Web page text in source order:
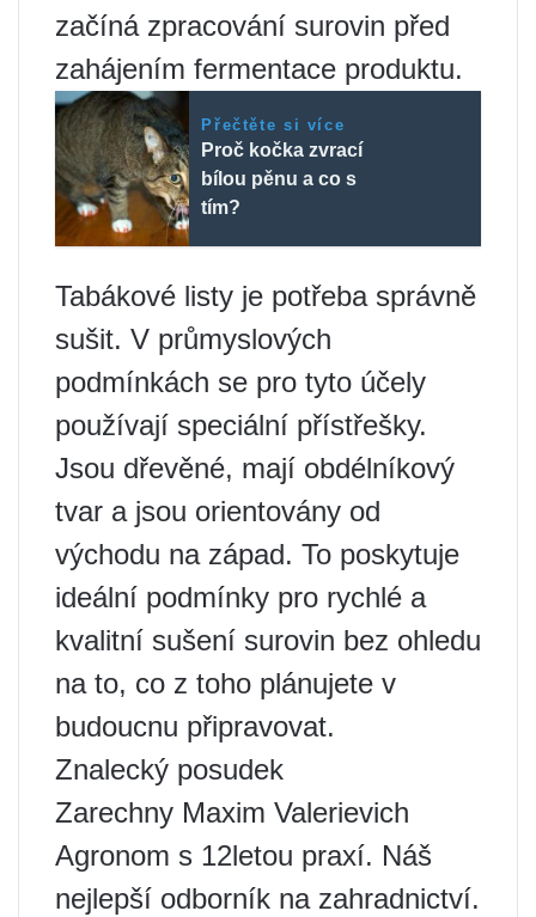
začíná zpracování surovin před
zahájením fermentace produktu.
Přečtěte si více
Proč kočka zvrací
bílou pěnu a co s
tím?
Tabákové listy je potřeba správně
sušit. V průmyslových
podmínkách se pro tyto účely
používají speciální přístřešky.
Jsou dřevěné, mají obdélníkový
tvar a jsou orientovány od
východu na západ. To poskytuje
ideální podmínky pro rychlé a
kvalitní sušení surovin bez ohledu
na to, co z toho plánujete v
budoucnu připravovat.
Znalecký posudek
Zarechny Maxim Valerievich
Agronom s 12letou praxí. Náš
nejlepší odborník na zahradnictví.